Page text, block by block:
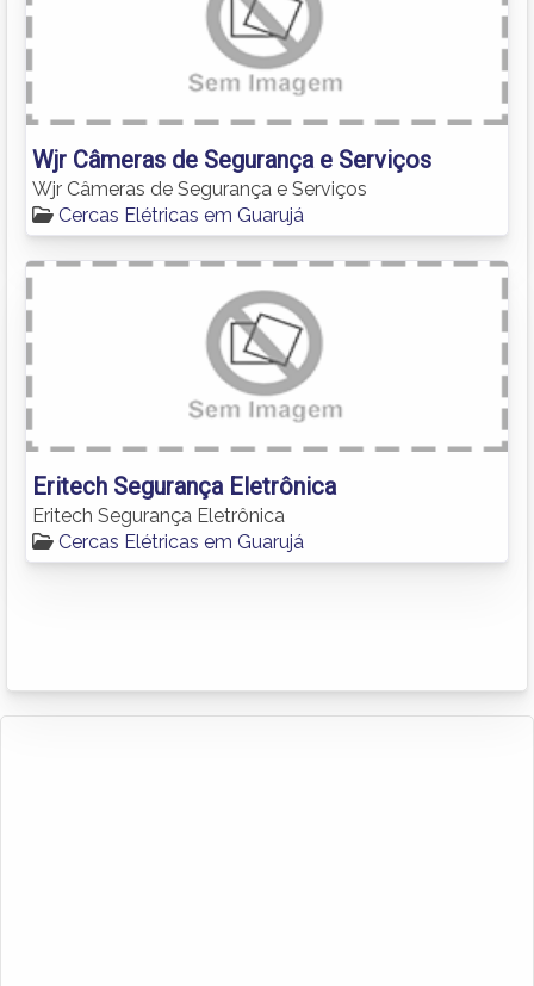
Wjr Câmeras de Segurança e Serviços
Wjr Câmeras de Segurança e Serviços
Cercas Elétricas em Guarujá
Eritech Segurança Eletrônica
Eritech Segurança Eletrônica
Cercas Elétricas em Guarujá